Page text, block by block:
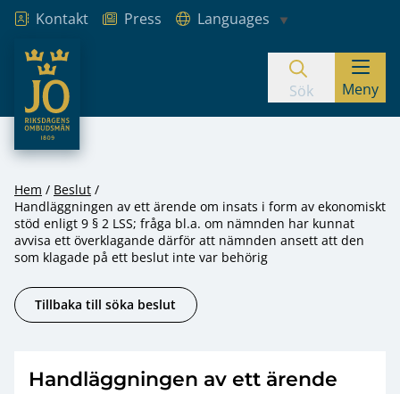
Hoppa till innehåll
Kontakt Press
Languages
JO – Riksdagens Ombudsmän
Sök Meny
Hem
Beslut
Handläggningen av ett ärende om insats i form av ekonomiskt
stöd enligt 9 § 2 LSS; fråga bl.a. om nämnden har kunnat
avvisa ett överklagande därför att nämnden ansett att den
som klagade på ett beslut inte var behörig
Tillbaka till söka beslut
Handläggningen av ett ärende